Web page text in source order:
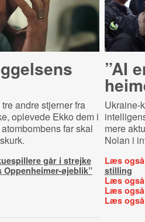
andre stjerner fra
oplevede Ekko dem i
far skal
går i strejke
Oppenheimer-øjeblik”
”AI
Ukraine-
mere
Nolan i
Læs
stilling
Læs
Læs
Læs